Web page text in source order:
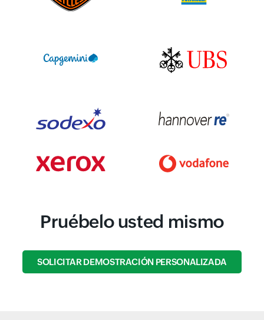
Pruébelo usted mismo
SOLICITAR DEMOSTRACIÓN PERSONALIZADA